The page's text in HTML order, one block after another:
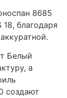
8685
благодаря
Белый
а
создают